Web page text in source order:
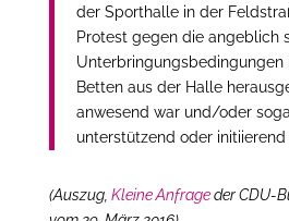
der Sporthalle in der
Protest gegen die angeblich
Betten aus der Halle
anwesend war und/oder
unterstützend oder
(Auszug, Kleine Anfrageder CDU-